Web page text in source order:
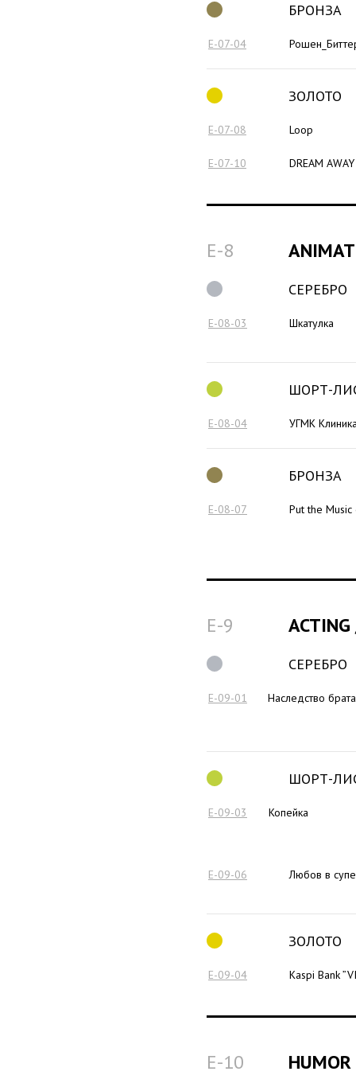
БРОНЗА
E-07-04
ЗОЛОТО
E-07-08 Loop
E-07-10 DREAM AWAY
E-8
СЕРЕБРО
E-08-03 Шкатулка
ШОРТ-
E-08-04 УГМК
БРОНЗА
E-08-07 Put the Music
E-9
СЕРЕБРО
E-09-01 Наследство брата
ШОРТ-
E-09-03 Копейка
E-09-06 Любов в
ЗОЛОТО
E-09-04 Kaspi Bank
E-10 HUMOR